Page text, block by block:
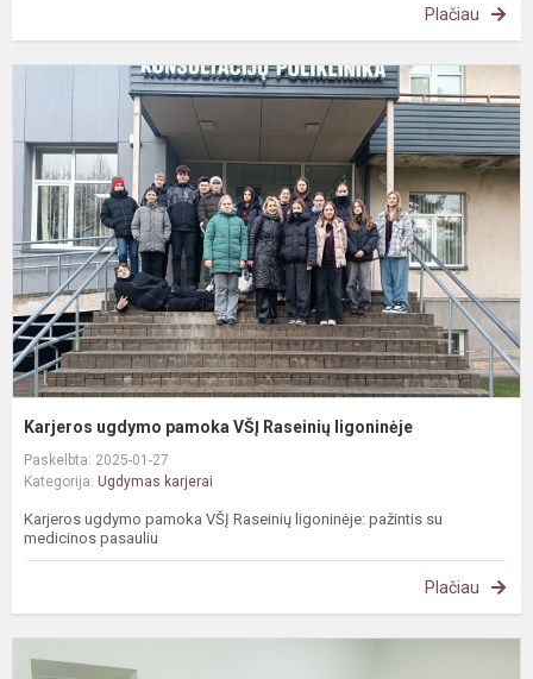
Plačiau
Karjeros ugdymo pamoka VŠĮ Raseinių ligoninėje
Paskelbta: 2025-01-27
Kategorija: Ugdymas karjerai
Karjeros ugdymo pamoka VŠĮ Raseinių ligoninėje: pažintis su
medicinos pasauliu
Plačiau